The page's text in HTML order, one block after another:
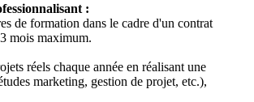
:
de formation dans le cadre d'un contrat
mois maximum.
réels chaque année en réalisant une
marketing, gestion de projet, etc.),